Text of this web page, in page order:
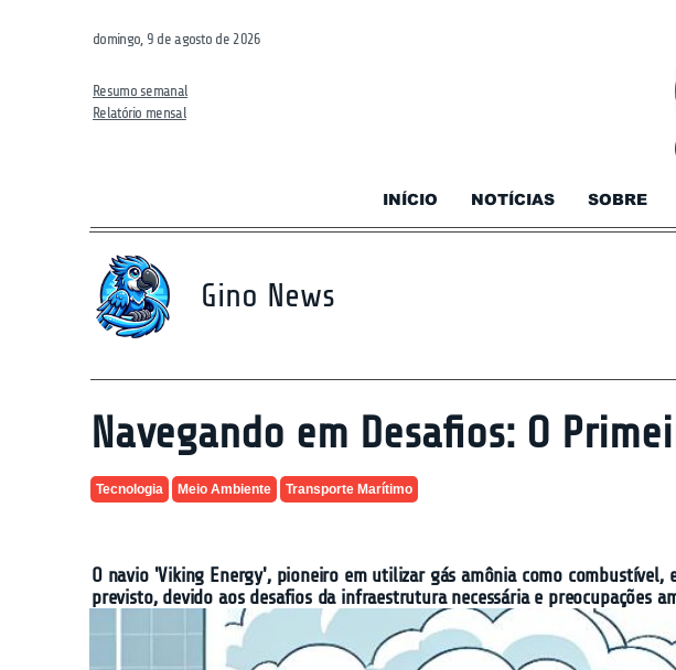
domingo, 9 de agosto de 2026
Resumo semanal
Relatório mensal
INÍCIO NOTÍCIAS SOBRE
Gino News
Navegando em Desafios: O
Tecnologia Meio Ambiente Transporte Marítimo
O navio 'Viking Energy', pioneiro em utilizar gás amônia como combustível,
previsto, devido aos desafios da infraestrutura necessária e preocupações